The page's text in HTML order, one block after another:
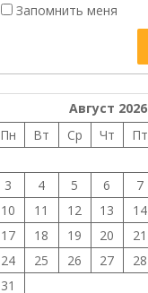
Запомнить меня
Август 2026
Пн
Вт Ср Чт Пт
3
4 5 6 7
10
11 12 13 14
17
18 19 20 21
24
25 26 27 28
31